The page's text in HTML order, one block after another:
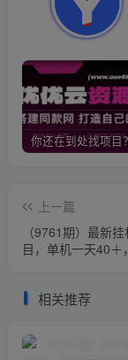
上一篇
（9761期）最新
目，单机一天40＋
相关推荐